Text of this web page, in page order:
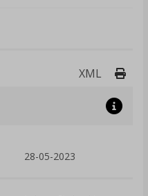
XML
28-05-2023